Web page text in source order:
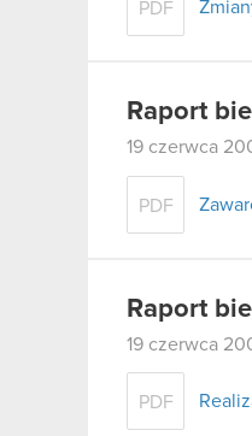
PDF
Raport
19 czerwca
PDF
Raport
19 czerwca
PDF